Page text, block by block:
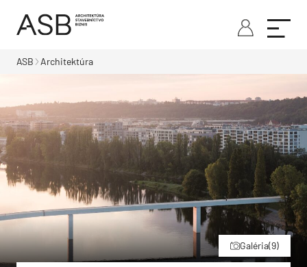
ASB Architektúra
Galéria(9)